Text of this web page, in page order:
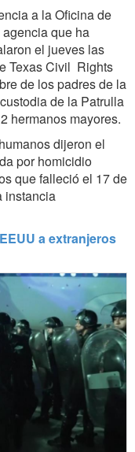
a la Oficina de
que ha
el jueves las
Texas Civil Rights
de los padres de la
de la Patrulla
hermanos mayores.
dijeron el
por homicidio
que falleció el 17 de
instancia
a extranjeros